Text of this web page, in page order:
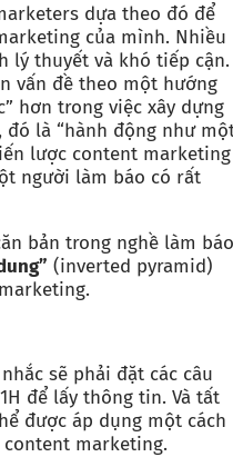
dựa theo đó để
của mình. Nhiều
lý thuyết và khó tiếp cận.
vấn đề theo một hướng
hơn trong việc xây dựng
là “hành động như
lược content marketing
người làm báo có rất
bản trong nghề làm báo
(inverted pyramid)
sẽ phải đặt các câu
để lấy thông tin. Và tất
được áp dụng một cách
marketing.